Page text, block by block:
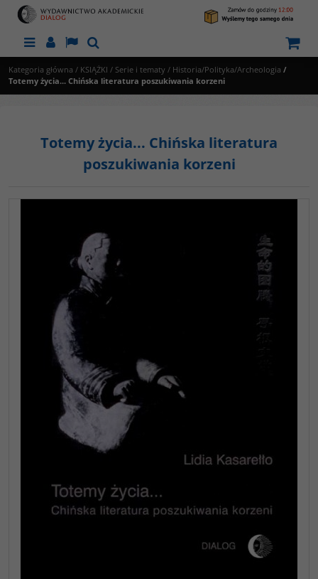
MenuPanelLangSzukaj
Kategoria główna / KSIĄŻKI / Serie i tematy / Historia/Polityka/Archeologia /
Totemy życia... Chińska literatura poszukiwania korzeni
Totemy życia... Chińska literatura
poszukiwania korzeni